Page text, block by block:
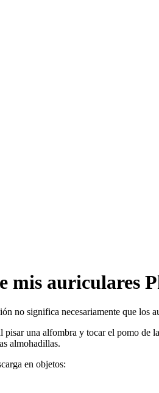
mis auriculares
no significa necesariamente que
pisar una alfombra y tocar el pomo
almohadillas.
en objetos: